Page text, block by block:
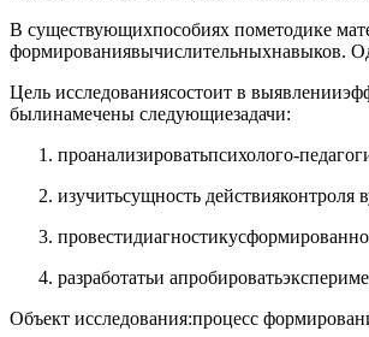
В существующихпособиях пометодике
формированиявычислительныхнавыков.
Цель исследованиясостоит в
былинамечены следующиезадачи:
проанализироватьпсихолого-
изучитьсущность действияконтроля
разработатьи
Объект исследования:процесс